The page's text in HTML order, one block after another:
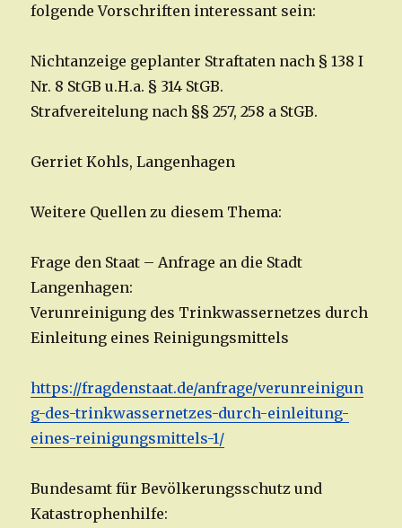
folgende Vorschriften interessant sein:
Nichtanzeige geplanter Straftaten nach § 138 I
Nr. 8 StGB u.H.a. § 314 StGB.
Strafvereitelung nach §§ 257, 258 a StGB.
Gerriet Kohls, Langenhagen
Weitere Quellen zu diesem Thema:
Frage den Staat – Anfrage an die Stadt
Langenhagen:
Verunreinigung des Trinkwassernetzes durch
Einleitung eines Reinigungsmittels
https://fragdenstaat.de/anfrage/verunreinigun
g-des-trinkwassernetzes-durch-einleitung-
eines-reinigungsmittels-1/
Bundesamt für Bevölkerungsschutz und
Katastrophenhilfe: